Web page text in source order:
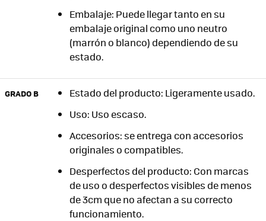
Embalaje: Puede llegar tanto en su
embalaje original como uno neutro
(marrón o blanco) dependiendo de su
estado.
GRADO B
Estado del producto: Ligeramente usado.
Uso: Uso escaso.
Accesorios: se entrega con accesorios
originales o compatibles.
Desperfectos del producto: Con marcas
de uso o desperfectos visibles de menos
de 3cm que no afectan a su correcto
funcionamiento.